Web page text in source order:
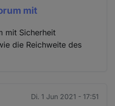
mit
mit Sicherheit
die Reichweite des
Di. 1 Jun 2021 - 17:51